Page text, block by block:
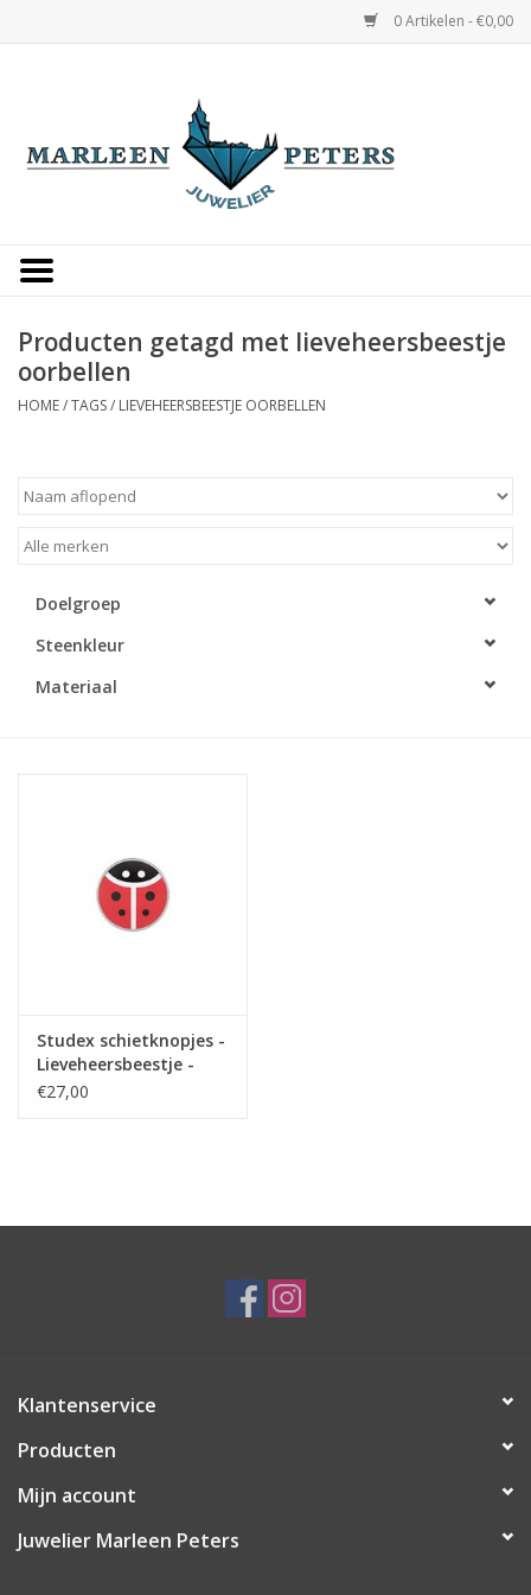
0 Artikelen - €0,00
Occasions
Cadeaukaarten
Producten getagd met lieveheersbeestje
oorbellen
HOME/TAGS/ LIEVEHEERSBEESTJE OORBELLEN
Doelgroep
Steenkleur
Materiaal
Studex schietknopjes -
Lieveheersbeestje -
7512-0603 (174)
€27,00
Klantenservice
Producten
Mijn account
Juwelier Marleen Peters